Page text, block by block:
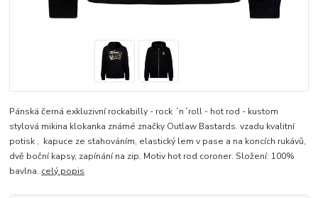
Pánská černá exkluzivní rockabilly - rock ´n´roll - hot rod - kustom
stylová mikina klokanka známé značky Outlaw Bastards. vzadu kvalitní
potisk , kapuce ze stahováním, elastický lem v pase a na koncích rukávů,
dvě boční kapsy, zapínání na zip. Motiv hot rod coroner. Složení: 100%
bavlna. celý popis